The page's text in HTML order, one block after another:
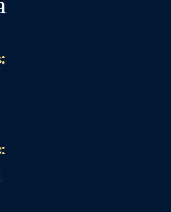
Cristiana